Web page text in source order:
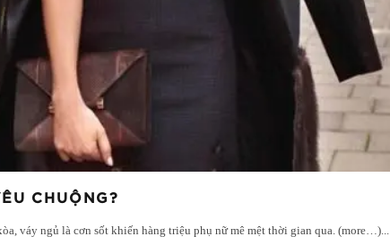
CHUỘNG?
váy ngủ là cơn sốt khiến hàng triệu phụ nữ mê mệt thời gian qua. (more…)...